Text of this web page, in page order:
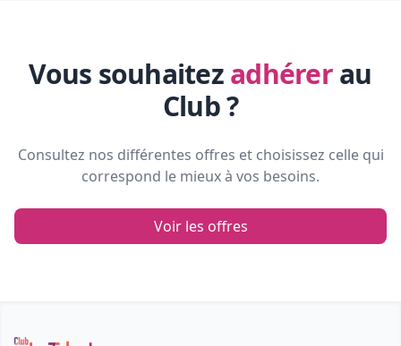
Vous souhaitezadhérerau
Club ?
Consultez nos différentes offres et choisissez celle qui
correspond le mieux à vos besoins.
Voir les offres